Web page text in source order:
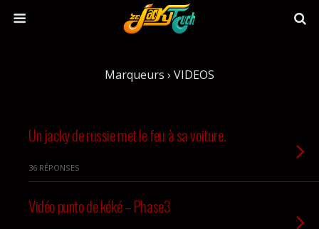
Marqueurs › VIDEOS
Un jacky de russie met le feu à sa voiture.
36 RÉPONSES
Vidéo punto de kéké – Phase3